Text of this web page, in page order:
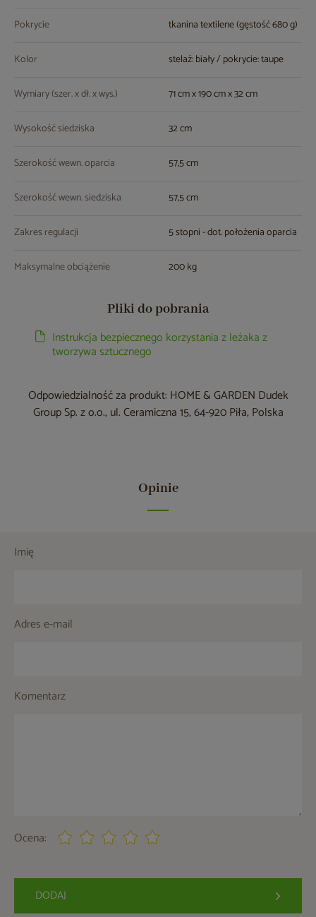
Pokrycie tkanina textilene (gęstość 680 g)
Kolor stelaż: biały / pokrycie: taupe
Wymiary (szer. x dł. x wys.) 71 cm x 190 cm x 32 cm
Wysokość siedziska 32 cm
Szerokość wewn. oparcia 57,5 cm
Szerokość wewn. siedziska 57,5 cm
Zakres regulacji 5 stopni - dot. położenia oparcia
Maksymalne obciążenie 200 kg
Pliki do pobrania
Instrukcja bezpiecznego korzystania z leżaka z
tworzywa sztucznego
Odpowiedzialność za produkt: HOME & GARDEN Dudek
Group Sp. z o.o., ul. Ceramiczna 15, 64-920 Piła, Polska
Opinie
Imię
Adres e-mail
Komentarz
Ocena:
DODAJ